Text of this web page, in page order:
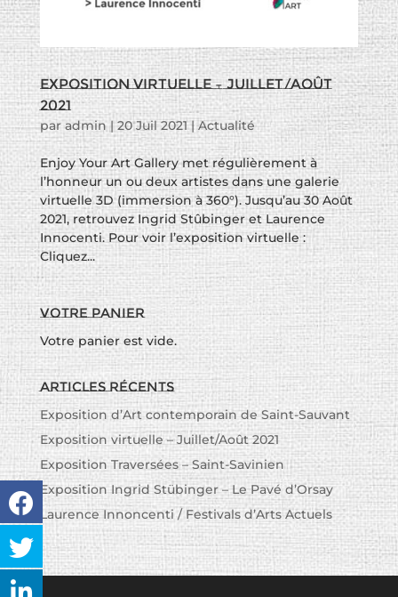
Exposition virtuelle – Juillet/Août
2021
paradmin| 20 Juil 2021|Actualité
Enjoy Your Art Gallery met régulièrement à
l’honneur un ou deux artistes dans une galerie
virtuelle 3D (immersion à 360°). Jusqu’au 30 Août
2021, retrouvez Ingrid Stûbinger et Laurence
Innocenti. Pour voir l’exposition virtuelle :
Cliquez...
Votre panier
Votre panier est vide.
Articles récents
Exposition d’Art contemporain de Saint-Sauvant
Exposition virtuelle – Juillet/Août 2021
Exposition Traversées – Saint-Savinien
Exposition Ingrid Stübinger – Le Pavé d’Orsay
Laurence Innoncenti / Festivals d’Arts Actuels